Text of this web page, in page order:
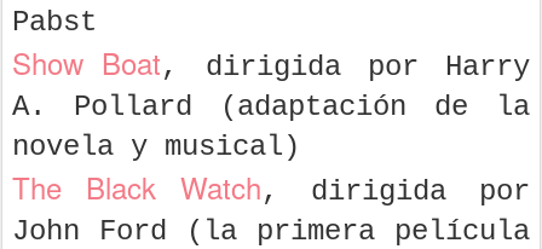
Pabst
Show Boat, dirigida por Harry
A. Pollard (adaptación de la
novela y musical)
The Black Watch, dirigida por
John Ford (la primera película